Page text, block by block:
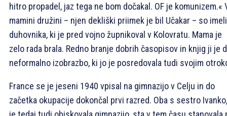
hitro propadel, jaz tega ne bom dočakal. OF je komunizem.«
mamini družini – njen dekliški priimek je bil Učakar – so imeli
duhovnika, ki je pred vojno župnikoval v Kolovratu. Mama je
zelo rada brala. Redno branje dobrih časopisov in knjig ji je
neformalno izobrazbo, ki jo je posredovala tudi svojim
France se je jeseni 1940 vpisal na gimnazijo v Celju in do
začetka okupacije dokončal prvi razred. Oba s sestro